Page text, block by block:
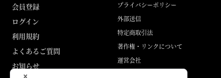
会員登録
ログイン
利用規約
よくあるご質問
お知らせ
プライバシーポリシー
外部送信
特定商取引法
著作権・リンクについて
運営会社